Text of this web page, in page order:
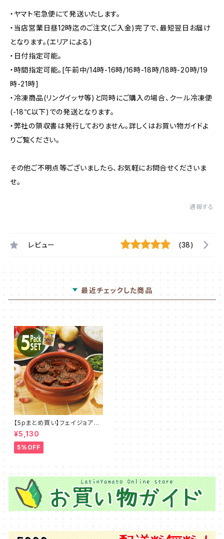
・ヤマト宅急便にて発送いたします。
・当店営業日昼12時迄のご注文(ご入金)完了で、最短翌日お届け
となります。(エリアによる)
・日付指定可能。
・時間指定可能。[午前中/14時-16時/16時-18時/18時-20時/19
時-21時]
・冷凍商品(リングイッサ等)と同時にご購入の場合、クール冷凍便
(-18℃以下)での発送となります。
・弊社の領収書は発行しておりません。詳しくはお買い物ガイドよ
りご覧ください。
その他ご不明点等ございましたら、お気軽にお問合せくださいま
せ。
通報する
レビュー (38)
最近チェックした商品
【5pまとめ買い】フェイジョアー
ダ
¥5,130
5%OFF